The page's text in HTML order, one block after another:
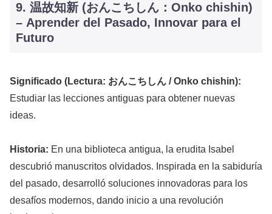
9. 温故知新 (おんこちしん：Onko chishin)
– Aprender del Pasado, Innovar para el
Futuro
Significado (Lectura: おんこちしん / Onko chishin):
Estudiar las lecciones antiguas para obtener nuevas
ideas.
Historia: En una biblioteca antigua, la erudita Isabel
descubrió manuscritos olvidados. Inspirada en la sabiduría
del pasado, desarrolló soluciones innovadoras para los
desafíos modernos, dando inicio a una revolución